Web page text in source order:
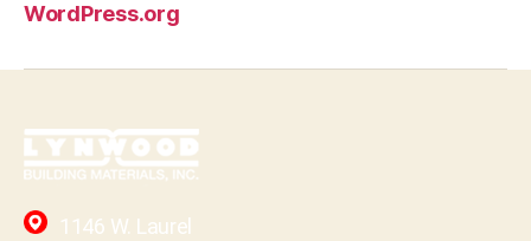
WordPress.org
1146 W. Laurel